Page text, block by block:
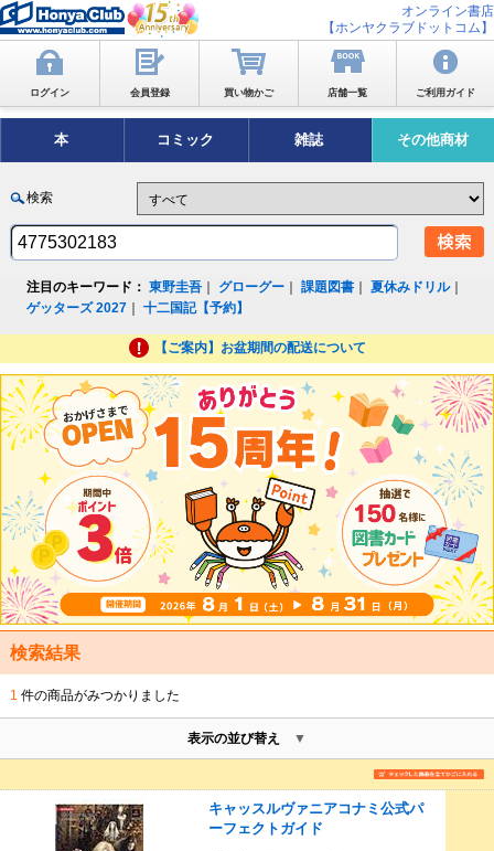
オンライン書店
【ホンヤクラブドットコム】
ログイン 会員登録 買い物かご 店舗一覧 ご利用ガイド
本 コミック 雑誌 その他商材
検索
注目のキーワード： 東野圭吾 グローグー ｜課題図書 ｜夏休みドリル｜
ゲッターズ 2027 ｜十二国記【予約】
【ご案内】お盆期間の配送について
検索結果
1 件の商品がみつかりました
表示の並び替え
キャッスルヴァニアコナミ公式パ
ーフェクトガイド